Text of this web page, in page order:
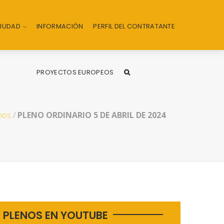
INFORMACIÓN PERFIL DEL CONTRATANTE
PROYECTOS EUROPEOS
/ PLENO ORDINARIO 5 DE ABRIL DE 2024
PLENOS EN YOUTUBE